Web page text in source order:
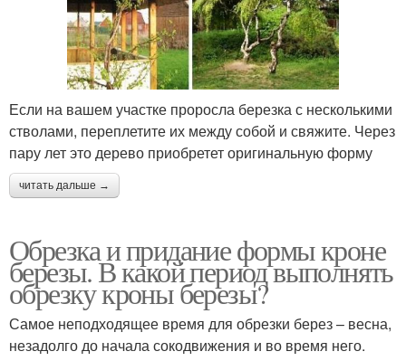
Если на вашем участке проросла березка с несколькими
стволами, переплетите их между собой и свяжите. Через
пару лет это дерево приобретет оригинальную форму
читать дальше →
Обрезка и придание формы кроне
березы. В какой период выполнять
обрезку кроны березы?
Самое неподходящее время для обрезки берез – весна,
незадолго до начала сокодвижения и во время него.